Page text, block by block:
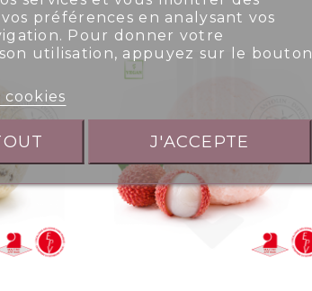
préférences en analysant vos
Pour donner votre
utilisation, appuyez sur le bouton
J'ACCEPTE